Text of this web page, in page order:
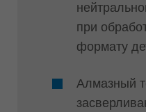
при
формату
Алмазный